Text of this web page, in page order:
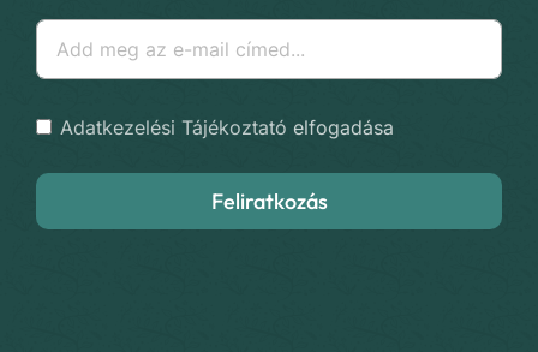
Adatkezelési Tájékoztató elfogadása
Feliratkozás